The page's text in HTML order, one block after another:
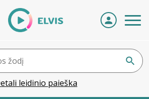
leidinio paieška